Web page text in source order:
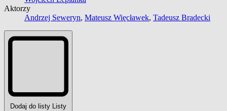
Aktorzy
Andrzej Seweryn, Mateusz Więcławek, Tadeusz Bradecki
Dodaj do listy Listy